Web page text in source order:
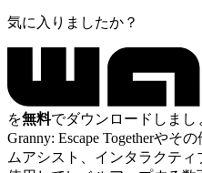
気に入りましたか？
を無料でダウンロードしまし
Granny: Escape Togetherやそ
ムアシスト、インタラクテ